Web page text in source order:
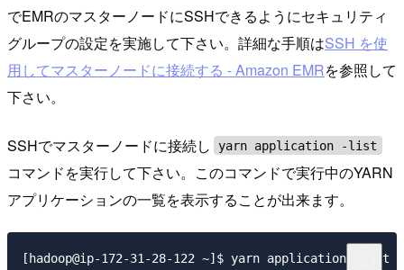
でEMRのマスターノードにSSHできるようにセキュリティ
グループの設定を実施して下さい。詳細な手順はSSH を使
用してマスターノードに接続する - Amazon EMRを参照して
下さい。
SSHでマスターノードに接続し yarn application -list
コマンドを実行して下さい。このコマンドで実行中のYARN
アプリケーションの一覧を表示することが出来ます。
[hadoop@ip-172-31-28-122 ~]$ yarn application -list